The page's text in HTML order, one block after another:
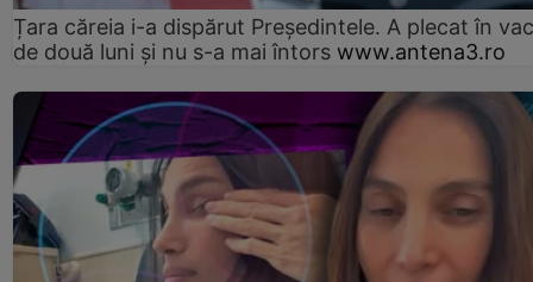
Țara căreia i-a dispărut Președintele. A plecat în
de două luni și nu s-a mai întors www.antena3.ro